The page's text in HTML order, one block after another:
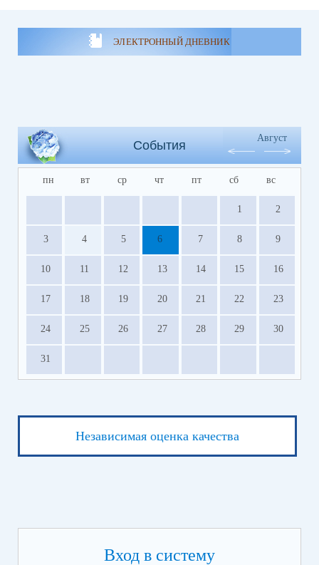
ЭЛЕКТРОННЫЙ ДНЕВНИК
События
Август
пн вт ср чт пт сб вс
1 2
3 4 5 6 7 8 9
10 11 12 13 14 15 16
17 18 19 20 21 22 23
24 25 26 27 28 29 30
31
Независимая оценка качества
Вход в систему